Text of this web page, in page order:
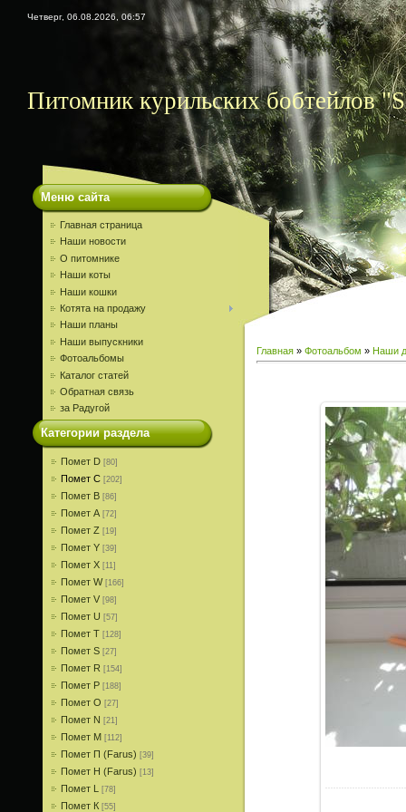
Четверг, 06.08.2026, 06:57
Питомник курильских бобтейлов
Меню сайта
Главная страница
Наши новости
О питомнике
Наши коты
Наши кошки
Котята на продажу
Наши планы
Наши выпускники
Фотоальбомы
Каталог статей
Обратная связь
за Радугой
Категории раздела
Помет D [80]
Помет С [202]
Помет В [86]
Помет A [72]
Помет Z [19]
Помет Y [39]
Помет X [11]
Помет W [166]
Помет V [98]
Помет U [57]
Помет T [128]
Помет S [27]
Помет R [154]
Помет P [188]
Помет О [27]
Помет N [21]
Помет M [112]
Помет П (Farus) [39]
Помет Н (Farus) [13]
Помет L [78]
Помет К [55]
Главная » Фотоальбом » Наши